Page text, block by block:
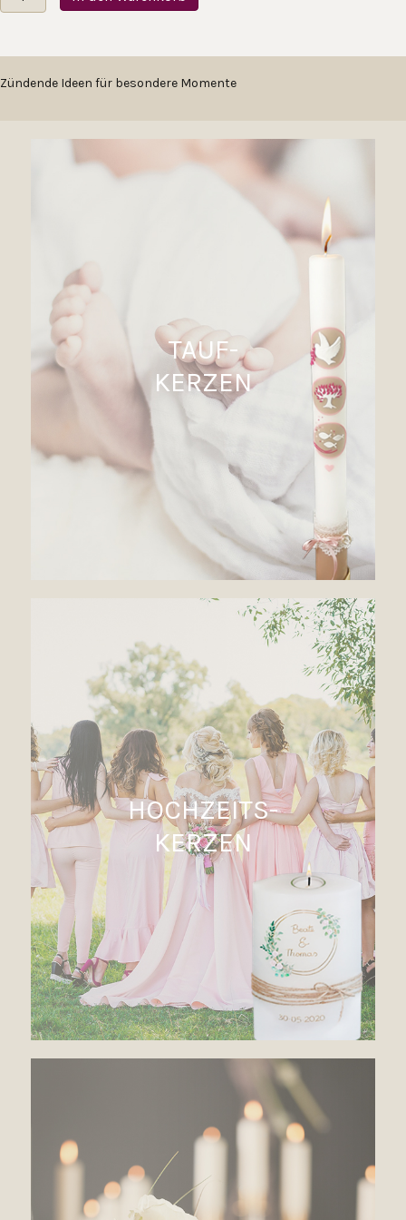
Schmetterlinge
Zündende Ideen für besondere Momente
TAUF-
KERZEN
HOCHZEITS-
KERZEN